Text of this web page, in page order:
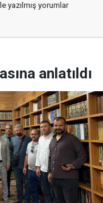
yazılmış yorumlar
anlatıldı